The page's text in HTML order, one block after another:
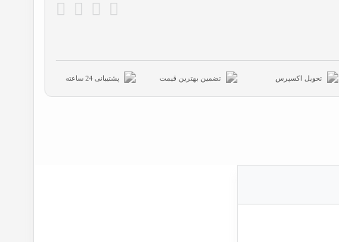
تحویل اکسپرس تضمین بهترین قیمت پشتیبانی 24 ساعته